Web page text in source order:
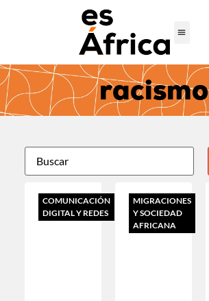
racismo
COMUNICACIÓN
DIGITAL Y REDES
MIGRACIONES
Y SOCIEDAD
AFRICANA